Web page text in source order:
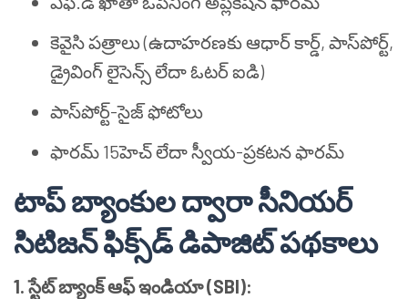
కెవైసి పత్రాలు (ఉదాహరణకు ఆధార్ కార్డ్, పాస్‌పోర్ట్,
డ్రైవింగ్ లైసెన్స్ లేదా ఓటర్ ఐడి)
పాస్‌పోర్ట్-సైజ్ ఫోటోలు
ఫారమ్ 15హెచ్ లేదా స్వీయ-ప్రకటన ఫారమ్
టాప్ బ్యాంకుల ద్వారా సీనియర్
సిటిజన్ ఫిక్స్‌డ్ డిపాజిట్ పథకాలు
1. స్టేట్ బ్యాంక్ ఆఫ్ ఇండియా (SBI):